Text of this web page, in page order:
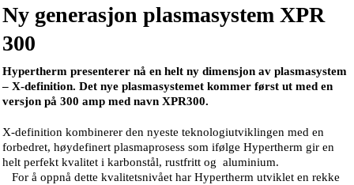
Ny generasjon plasmasystem XPR
300
Hypertherm presenterer nå en helt ny dimensjon av plasmasystem
– X-definition. Det nye plasmasystemet kommer først ut med en
versjon på 300 amp med navn XPR300.
X-definition kombinerer den nyeste teknologiutviklingen med en
forbedret, høydefinert plasmaprosess som ifølge Hypertherm gir en
helt perfekt kvalitet i karbonstål, rustfritt og aluminium.
For å oppnå dette kvalitetsnivået har Hypertherm utviklet en rekke